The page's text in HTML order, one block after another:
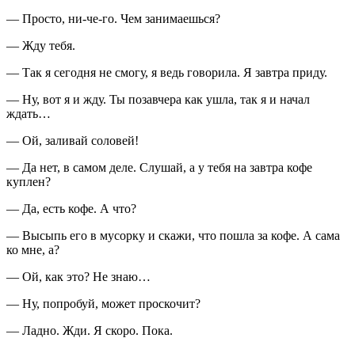
— Просто, ни-че-го. Чем занимаешься?
— Жду тебя.
— Так я сегодня не смогу, я ведь говорила. Я завтра приду.
— Ну, вот я и жду. Ты позавчера как ушла, так я и начал
ждать…
— Ой, заливай соловей!
— Да нет, в самом деле. Слушай, а у тебя на завтра кофе
куплен?
— Да, есть кофе. А что?
— Высыпь его в мусорку и скажи, что пошла за кофе. А сама
ко мне, а?
— Ой, как это? Не знаю…
— Ну, попробуй, может проскочит?
— Ладно. Жди. Я скоро. Пока.